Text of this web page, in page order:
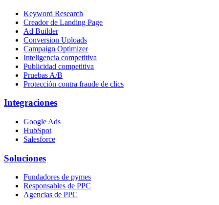
Keyword Research
Creador de Landing Page
Ad Builder
Conversion Uploads
Campaign Optimizer
Inteligencia competitiva
Publicidad competitiva
Pruebas A/B
Protección contra fraude de clics
Integraciones
Google Ads
HubSpot
Salesforce
Soluciones
Fundadores de pymes
Responsables de PPC
Agencias de PPC